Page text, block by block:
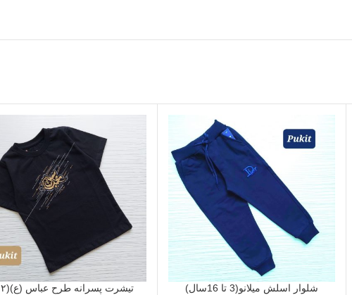
شلوار اسلش میلانو(3 تا 16سال)